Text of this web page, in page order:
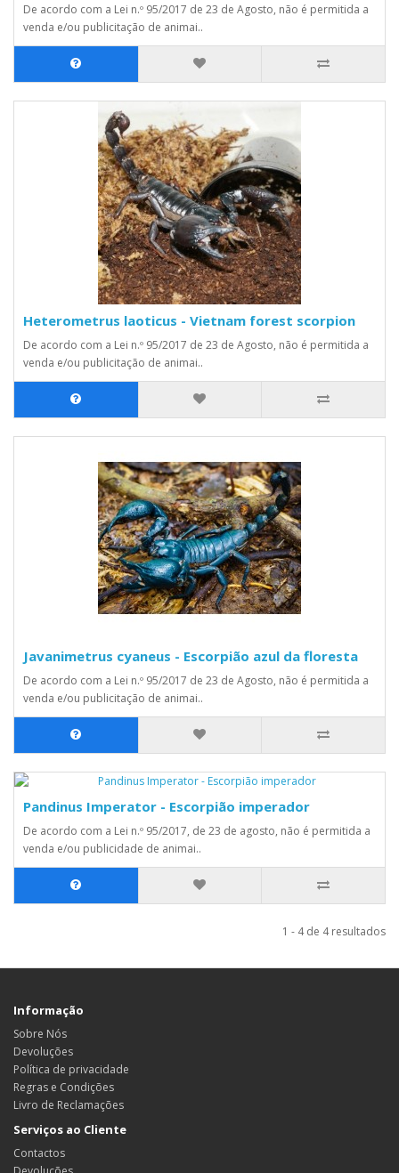
De acordo com a Lei n.º 95/2017 de 23 de Agosto, não é permitida a
venda e/ou publicitação de animai..
Heterometrus laoticus - Vietnam forest scorpion
De acordo com a Lei n.º 95/2017 de 23 de Agosto, não é permitida a
venda e/ou publicitação de animai..
Javanimetrus cyaneus - Escorpião azul da floresta
De acordo com a Lei n.º 95/2017 de 23 de Agosto, não é permitida a
venda e/ou publicitação de animai..
Pandinus Imperator - Escorpião imperador
De acordo com a Lei n.º 95/2017, de 23 de agosto, não é permitida a
venda e/ou publicidade de animai..
1 - 4 de 4 resultados
Informação
Sobre Nós
Devoluções
Política de privacidade
Regras e Condições
Livro de Reclamações
Serviços ao Cliente
Contactos